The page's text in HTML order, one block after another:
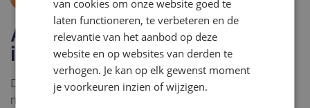
AI in HR: zelf bouwen of slim
inkopen?
De druk op HR neemt toe, terwijl de verwachtingen van
medewerkers en leidinggevenden blijven groeien. Er is
van cookies om onze website goed te
laten functioneren, te verbeteren en de
relevantie van het aanbod op deze
website en op websites van derden te
verhogen. Je kan op elk gewenst moment
je voorkeuren inzien of wijzigen.